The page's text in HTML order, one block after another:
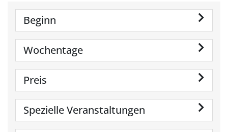
Beginn
Wochentage
Preis
Spezielle Veranstaltungen